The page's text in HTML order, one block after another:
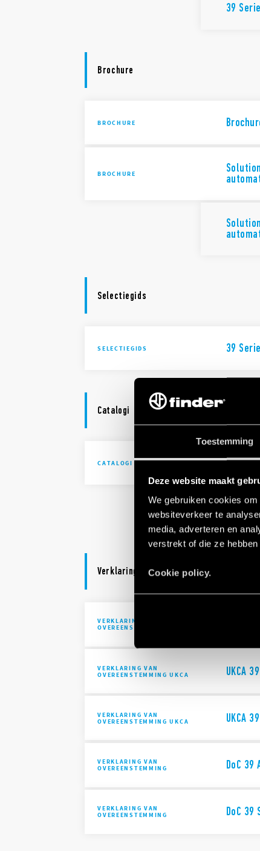
Toestemming
Deze website maakt
We gebruiken cookies
websiteverkeer te
media, adverteren en
verstrekt of die ze
Cookie policy.
39
Brochure
BROCHURE
BROCHURE
Selectiegids
SELECTIEGIDS 39
Catalogi
CATALOGI
IECEx
Verklaring van overeenstemming
VERKLARING VAN
OVEREENSTEMMING
DoC
VERKLARING VAN
OVEREENSTEMMING UKCA
UKCA
VERKLARING VAN
OVEREENSTEMMING UKCA
UKCA
VERKLARING VAN
OVEREENSTEMMING
DoC 39
VERKLARING VAN
OVEREENSTEMMING
DoC 39